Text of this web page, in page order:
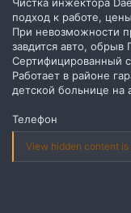
подход к работе,
При невозможности
завдится авто,
Сертифицированный
Работает в районе
детской больнице
Телефон
View hidden content